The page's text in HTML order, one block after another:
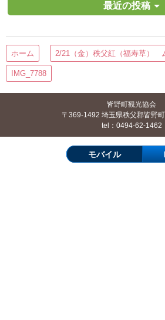
最近の投稿
ホーム 2/21（金）秩父紅（福寿草）
IMG_7788
皆野町観光協会
〒369-1492 埼玉県秩父郡皆野
tel：0494-62-1462
モバイル